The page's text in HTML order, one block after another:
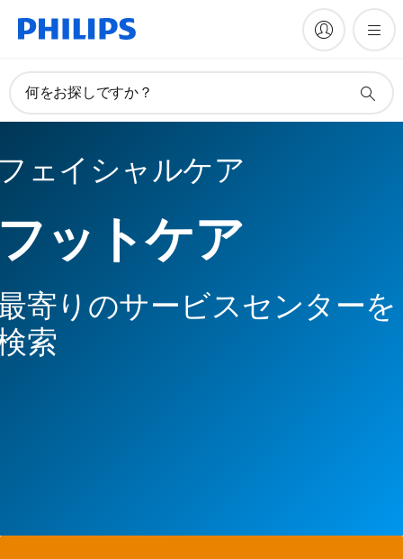
何をお探しですか？
ェイシャルケア
ットケア
寄りのサービスセンターを
索